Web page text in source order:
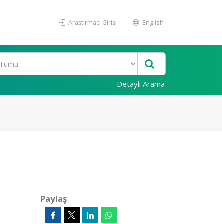
Araştırmacı Girişi English
Detaylı Arama
Paylaş